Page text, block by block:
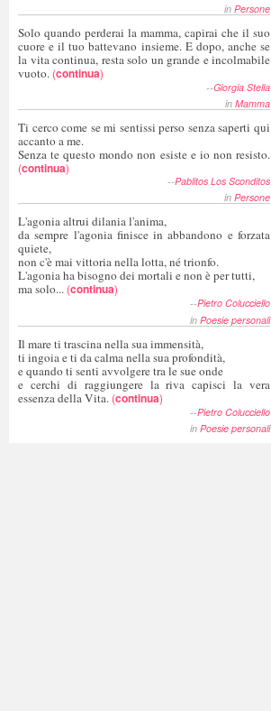
in Persone
Solo quando perderai la mamma, capirai che il suo
cuore e il tuo battevano insieme. E dopo, anche se
la vita continua, resta solo un grande e incolmabile
vuoto. (continua)
--Giorgia Stella
in Mamma
Ti cerco come se mi sentissi perso senza saperti qui
accanto a me.
Senza te questo mondo non esiste e io non resisto.
(continua)
--Pablitos Los Sconditos
in Persone
L'agonia altrui dilania l'anima,
da sempre l'agonia finisce in abbandono e forzata
quiete,
non c'è mai vittoria nella lotta, né trionfo.
L'agonia ha bisogno dei mortali e non è per tutti,
ma solo... (continua)
--Pietro Colucciello
in Poesie personali
Il mare ti trascina nella sua immensità,
ti ingoia e ti da calma nella sua profondità,
e quando ti senti avvolgere tra le sue onde
e cerchi di raggiungere la riva capisci la vera
essenza della Vita. (continua)
--Pietro Colucciello
in Poesie personali